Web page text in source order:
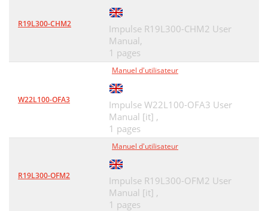
R19L300-CHM2
Impulse R19L300-CHM2 User
Manual,
1 pages
W22L100-OFA3
Manuel d'utilisateur
Impulse W22L100-OFA3 User
Manual [it] ,
1 pages
R19L300-OFM2
Manuel d'utilisateur
Impulse R19L300-OFM2 User
Manual [it] ,
1 pages